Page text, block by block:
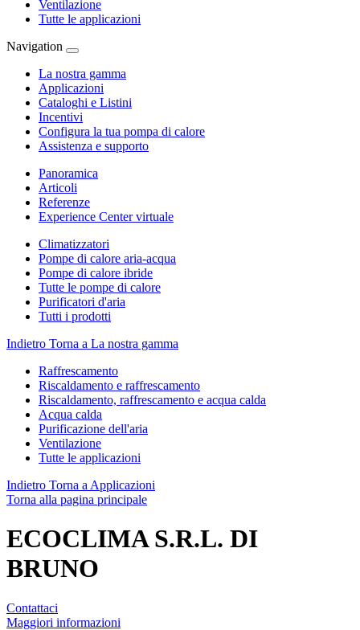
Ventilazione
Tutte le applicazioni
Navigation
La nostra gamma
Applicazioni
Cataloghi e Listini
Incentivi
Configura la tua pompa di calore
Assistenza e supporto
Panoramica
Articoli
Referenze
Experience Center virtuale
Climatizzatori
Pompe di calore aria-acqua
Pompe di calore ibride
Tutte le pompe di calore
Purificatori d'aria
Tutti i prodotti
Indietro Torna a La nostra gamma
Raffrescamento
Riscaldamento e raffrescamento
Riscaldamento, raffrescamento e acqua calda
Acqua calda
Purificazione dell'aria
Ventilazione
Tutte le applicazioni
Indietro Torna a Applicazioni
Torna alla pagina principale
ECOCLIMA S.R.L. DI
BRUNO
Contattaci
Maggiori informazioni